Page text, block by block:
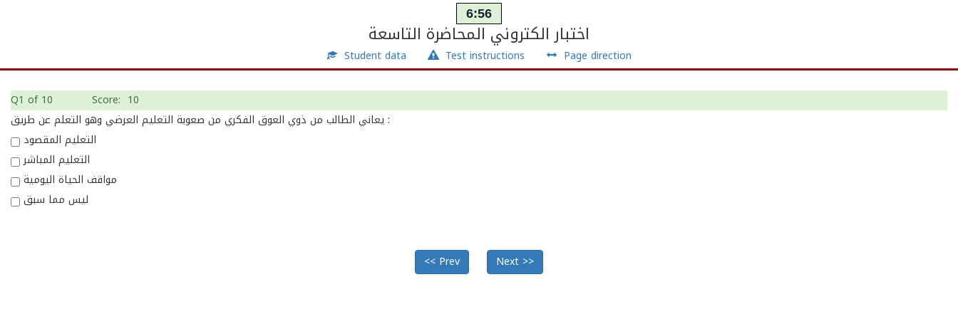
6:56
اختبار الكتروني المحاضرة التاسعة
Student data Test instructions Page direction
Q1 of 10 Score: 10
يعاني الطالب من ذوي العوق الفكري من صعوبة التعليم العرضي وهو التعلم عن طريق :
التعليم المقصود
التعليم المباشر
مواقف الحياة اليومية
ليس مما سبق